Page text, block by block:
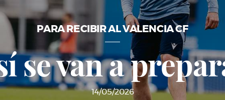
PARA RECIBIR AL VALENCIA CF
se van a
14/05/2026